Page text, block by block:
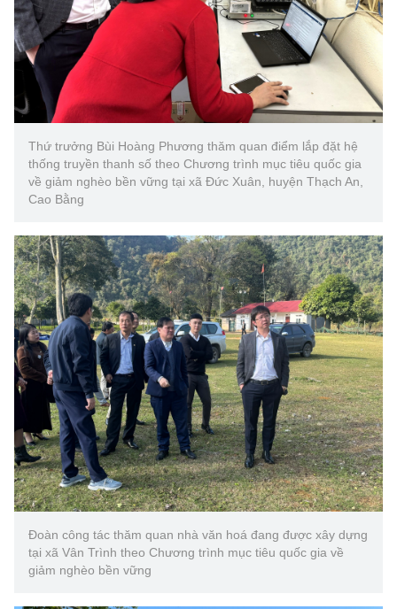
Thứ trưởng Bùi Hoàng Phương thăm quan điểm lắp đặt hệ
thống truyền thanh số theo Chương trình mục tiêu quốc gia
về giảm nghèo bền vững tại xã Đức Xuân, huyện Thạch An,
Cao Bằng
Đoàn công tác thăm quan nhà văn hoá đang được xây dựng
tại xã Vân Trình theo Chương trình mục tiêu quốc gia về
giảm nghèo bền vững